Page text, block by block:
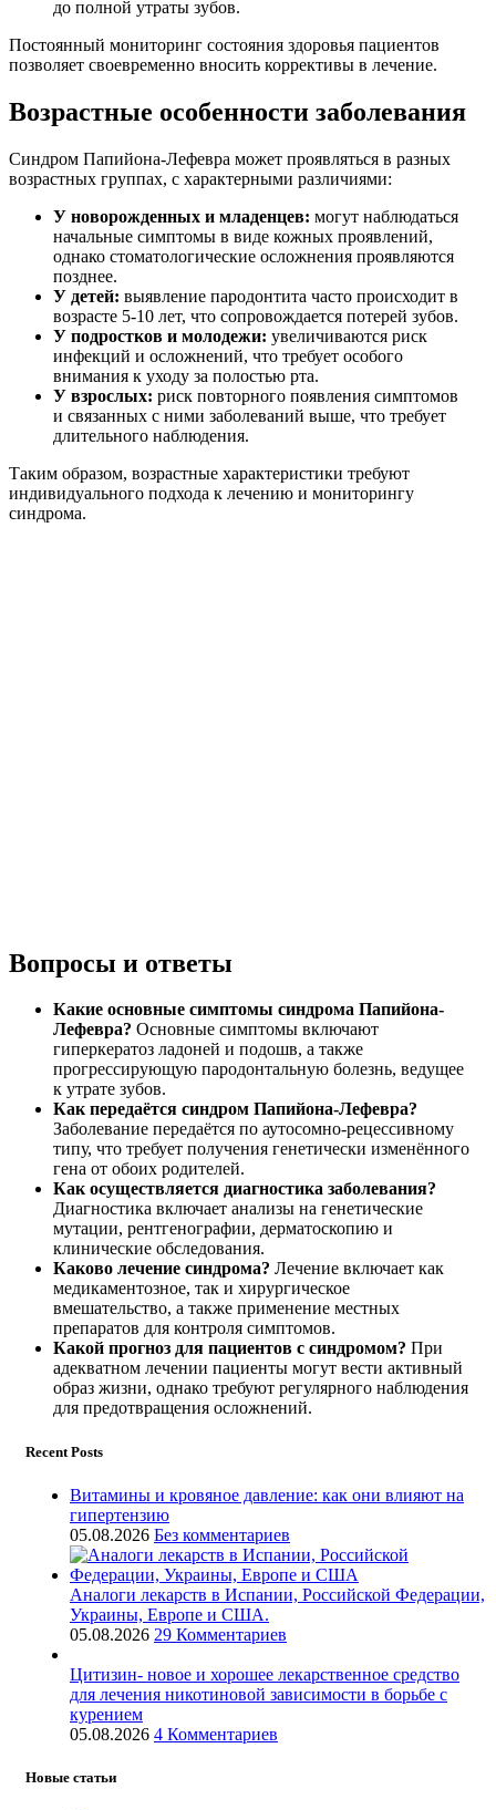
до полной утраты зубов.
Постоянный мониторинг состояния здоровья пациентов
позволяет своевременно вносить коррективы в лечение.
Возрастные особенности заболевания
Синдром Папийона-Лефевра может проявляться в разных
возрастных группах, с характерными различиями:
У новорожденных и младенцев: могут наблюдаться
начальные симптомы в виде кожных проявлений,
однако стоматологические осложнения проявляются
позднее.
У детей: выявление пародонтита часто происходит в
возрасте 5-10 лет, что сопровождается потерей зубов.
У подростков и молодежи: увеличиваются риск
инфекций и осложнений, что требует особого
внимания к уходу за полостью рта.
У взрослых: риск повторного появления симптомов
и связанных с ними заболеваний выше, что требует
длительного наблюдения.
Таким образом, возрастные характеристики требуют
индивидуального подхода к лечению и мониторингу
синдрома.
Вопросы и ответы
Какие основные симптомы синдрома Папийона-
Лефевра? Основные симптомы включают
гиперкератоз ладоней и подошв, а также
прогрессирующую пародонтальную болезнь, ведущее
к утрате зубов.
Как передаётся синдром Папийона-Лефевра?
Заболевание передаётся по аутосомно-рецессивному
типу, что требует получения генетически изменённого
гена от обоих родителей.
Как осуществляется диагностика заболевания?
Диагностика включает анализы на генетические
мутации, рентгенографии, дерматоскопию и
клинические обследования.
Каково лечение синдрома? Лечение включает как
медикаментозное, так и хирургическое
вмешательство, а также применение местных
препаратов для контроля симптомов.
Какой прогноз для пациентов с синдромом? При
адекватном лечении пациенты могут вести активный
образ жизни, однако требуют регулярного наблюдения
для предотвращения осложнений.
Recent Posts
Витамины и кровяное давление: как они влияют на
гипертензию
05.08.2026 Без комментариев
Аналоги лекарств в Испании, Российской Федерации,
Украины, Европе и США.
05.08.2026 29 Комментариев
Цитизин- новое и хорошее лекарственное средство
для лечения никотиновой зависимости в борьбе с
курением
05.08.2026 4 Комментариев
Новые статьи